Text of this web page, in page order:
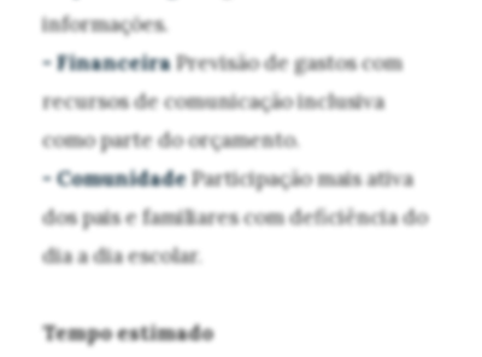
informações.
- FinanceiraPrevisão de gastos com
recursos de comunicação inclusiva
como parte do orçamento.
- ComunidadeParticipação mais ativa
dos pais e familiares com deficiência do
dia a dia escolar.
Tempo estimado